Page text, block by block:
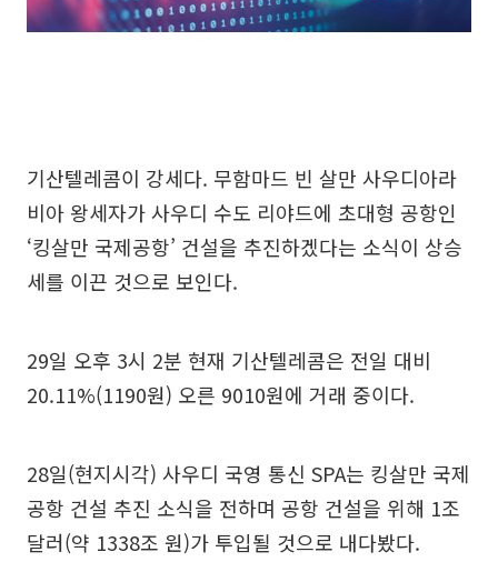
기산텔레콤이 강세다. 무함마드 빈 살만 사우디아라
비아 왕세자가 사우디 수도 리야드에 초대형 공항인
‘킹살만 국제공항’ 건설을 추진하겠다는 소식이 상승
세를 이끈 것으로 보인다.
29일 오후 3시 2분 현재 기산텔레콤은 전일 대비
20.11%(1190원) 오른 9010원에 거래 중이다.
28일(현지시각) 사우디 국영 통신 SPA는 킹살만 국제
공항 건설 추진 소식을 전하며 공항 건설을 위해 1조
달러(약 1338조 원)가 투입될 것으로 내다봤다.